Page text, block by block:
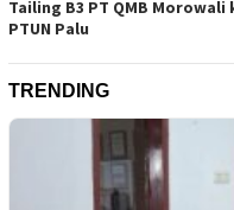
Tailing B3 PT QMB Morowali
PTUN Palu
TRENDING